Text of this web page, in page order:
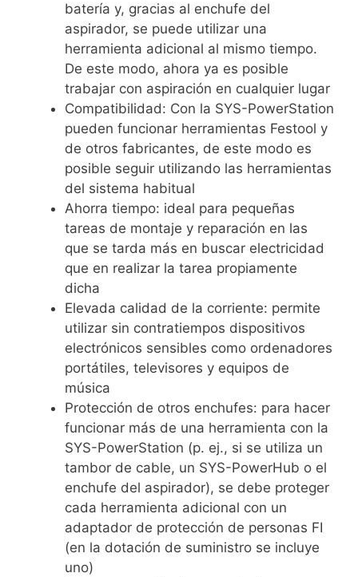
batería y, gracias al enchufe del
aspirador, se puede utilizar una
herramienta adicional al mismo tiempo.
De este modo, ahora ya es posible
trabajar con aspiración en cualquier lugar
Compatibilidad: Con la SYS-PowerStation
pueden funcionar herramientas Festool y
de otros fabricantes, de este modo es
posible seguir utilizando las herramientas
del sistema habitual
Ahorra tiempo: ideal para pequeñas
tareas de montaje y reparación en las
que se tarda más en buscar electricidad
que en realizar la tarea propiamente
dicha
Elevada calidad de la corriente: permite
utilizar sin contratiempos dispositivos
electrónicos sensibles como ordenadores
portátiles, televisores y equipos de
música
Protección de otros enchufes: para hacer
funcionar más de una herramienta con la
SYS-PowerStation (p. ej., si se utiliza un
tambor de cable, un SYS-PowerHub o el
enchufe del aspirador), se debe proteger
cada herramienta adicional con un
adaptador de protección de personas FI
(en la dotación de suministro se incluye
uno)